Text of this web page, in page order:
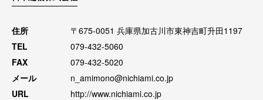
住所
〒675-0051 兵庫県加古川市東神吉町升田1197
TEL
079-432-5060
FAX
079-432-5020
メール
n_amimono@nichiami.co.jp
URL
http://www.nichiami.co.jp